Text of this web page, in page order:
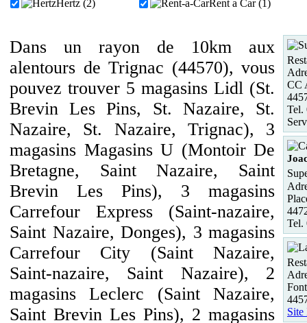
Hertz (2)
Rent a Car (1)
Dans un rayon de 10km aux
alentours de Trignac (44570), vous
pouvez trouver 5 magasins Lidl (St.
Brevin Les Pins, St. Nazaire, St.
Nazaire, St. Nazaire, Trignac), 3
magasins Magasins U (Montoir De
Bretagne, Saint Nazaire, Saint
Brevin Les Pins), 3 magasins
Carrefour Express (Saint-nazaire,
Saint Nazaire, Donges), 3 magasins
Carrefour City (Saint Nazaire,
Saint-nazaire, Saint Nazaire), 2
magasins Leclerc (Saint Nazaire,
Saint Brevin Les Pins), 2 magasins
CC
Tel.
Tel.
Site